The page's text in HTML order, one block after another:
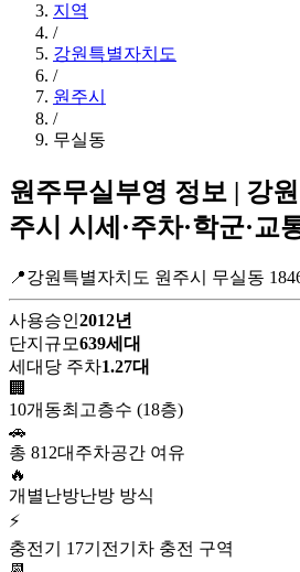
지역
/
강원특별자치도
/
원주시
/
무실동
원주무실부영 정보 | 강
주시 시세·주차·학군·교
📍강원특별자치도 원주시 무실동
사용승인2012년
단지규모639세대
세대당 주차1.27대
🏢
10개동최고층수 (18층)
🚗
총 812대 주차공간 여유
🔥
개별난방난방 방식
⚡
충전기 17기 전기차 충전 구역